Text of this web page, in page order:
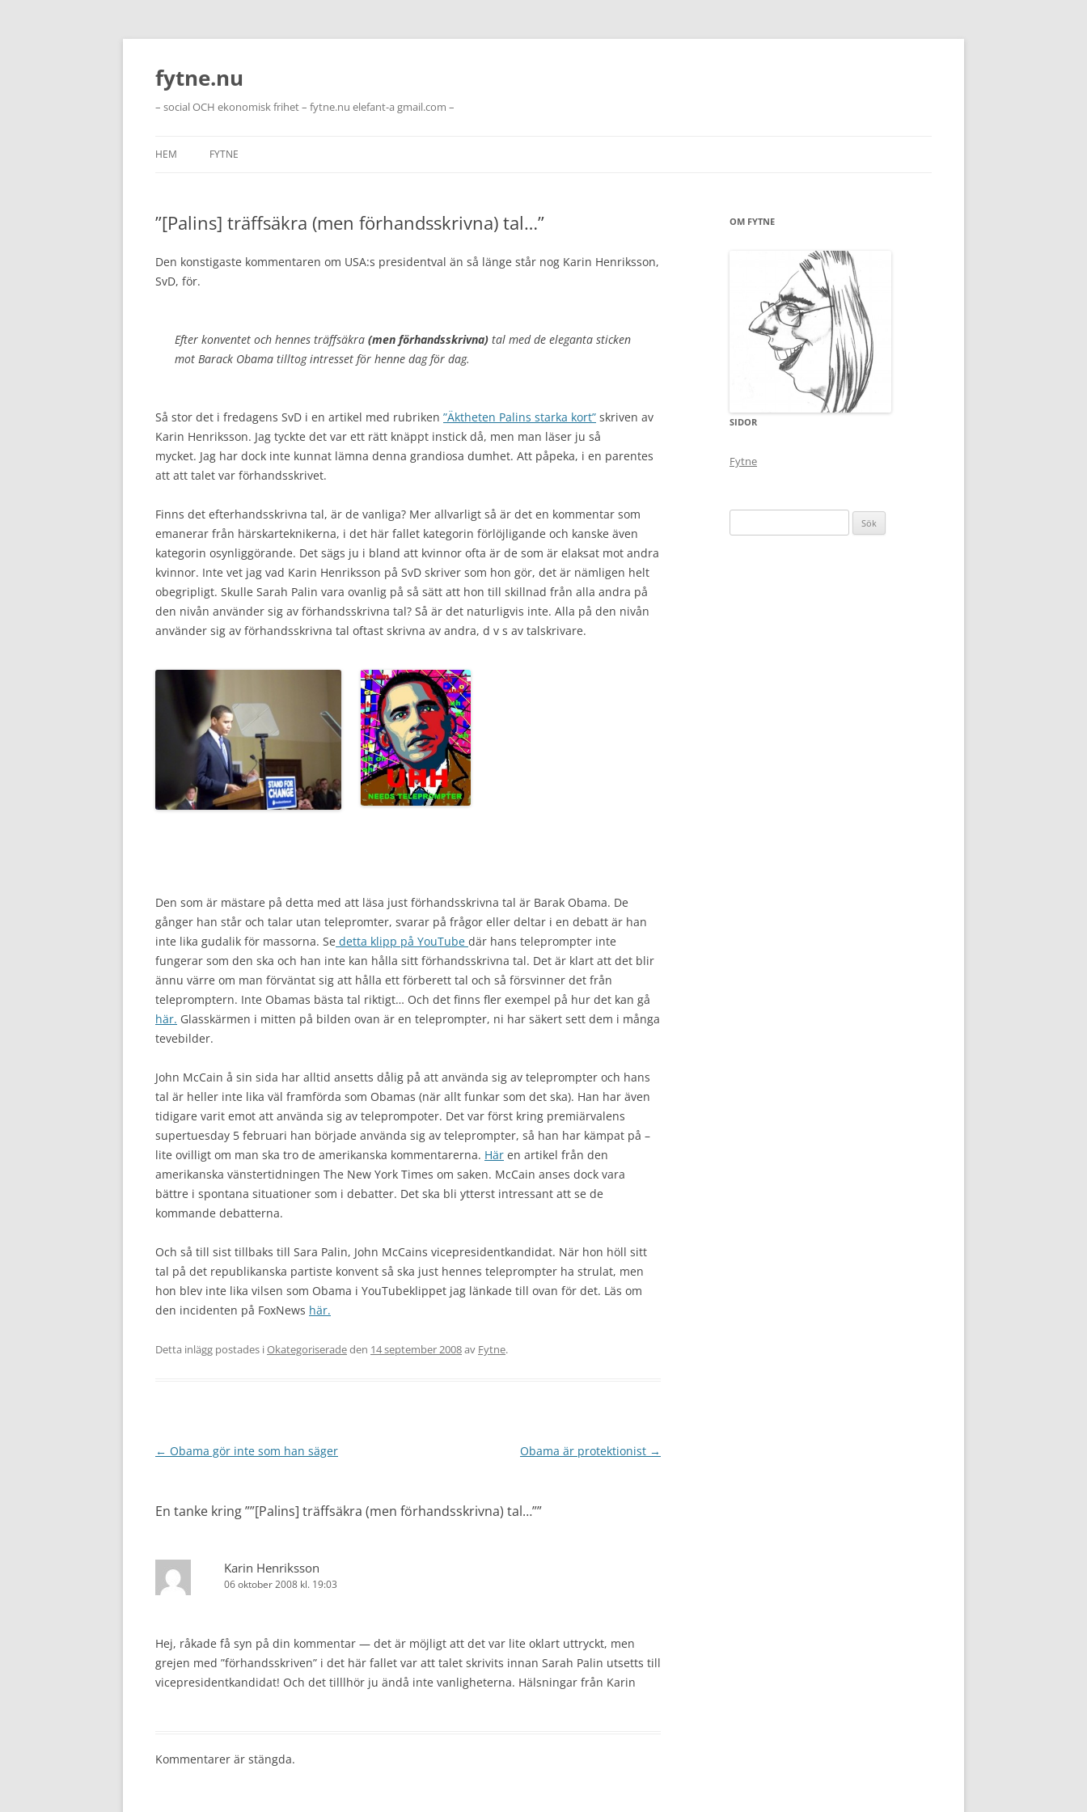
Hoppa
innehåll
fytne.nu
– social OCH ekonomisk frihet – fytne.nu elefant-a gmail.com –
HEM FYTNE
”[Palins] träffsäkra (men förhandsskrivna) tal…”
Den konstigaste kommentaren om USA:s presidentval än så länge står nog Karin Henriksson,
SvD, för.
Efter konventet och hennes träffsäkra (men förhandsskrivna) tal med de eleganta sticken
mot Barack Obama tilltog intresset för henne dag för dag.
Så stor det i fredagens SvD i en artikel med rubriken ”Äktheten Palins starka kort” skriven av
Karin Henriksson. Jag tyckte det var ett rätt knäppt instick då, men man läser ju så
mycket. Jag har dock inte kunnat lämna denna grandiosa dumhet. Att påpeka, i en parentes
att att talet var förhandsskrivet.
Finns det efterhandsskrivna tal, är de vanliga? Mer allvarligt så är det en kommentar som
emanerar från härskarteknikerna, i det här fallet kategorin förlöjligande och kanske även
kategorin osynliggörande. Det sägs ju i bland att kvinnor ofta är de som är elaksat mot andra
kvinnor. Inte vet jag vad Karin Henriksson på SvD skriver som hon gör, det är nämligen helt
obegripligt. Skulle Sarah Palin vara ovanlig på så sätt att hon till skillnad från alla andra på
den nivån använder sig av förhandsskrivna tal? Så är det naturligvis inte. Alla på den nivån
använder sig av förhandsskrivna tal oftast skrivna av andra, d v s av talskrivare.
Den som är mästare på detta med att läsa just förhandsskrivna tal är Barak Obama. De
gånger han står och talar utan telepromter, svarar på frågor eller deltar i en debatt är han
inte lika gudalik för massorna. Se detta klipp på YouTube där hans teleprompter inte
fungerar som den ska och han inte kan hålla sitt förhandsskrivna tal. Det är klart att det blir
ännu värre om man förväntat sig att hålla ett förberett tal och så försvinner det från
telepromptern. Inte Obamas bästa tal riktigt… Och det finns fler exempel på hur det kan gå
här. Glasskärmen i mitten på bilden ovan är en teleprompter, ni har säkert sett dem i många
tevebilder.
John McCain å sin sida har alltid ansetts dålig på att använda sig av teleprompter och hans
tal är heller inte lika väl framförda som Obamas (när allt funkar som det ska). Han har även
tidigare varit emot att använda sig av teleprompoter. Det var först kring premiärvalens
supertuesday 5 februari han började använda sig av teleprompter, så han har kämpat på –
lite ovilligt om man ska tro de amerikanska kommentarerna. Här en artikel från den
amerikanska vänstertidningen The New York Times om saken. McCain anses dock vara
bättre i spontana situationer som i debatter. Det ska bli ytterst intressant att se de
kommande debatterna.
Och så till sist tillbaks till Sara Palin, John McCains vicepresidentkandidat. När hon höll sitt
tal på det republikanska partiste konvent så ska just hennes teleprompter ha strulat, men
hon blev inte lika vilsen som Obama i YouTubeklippet jag länkade till ovan för det. Läs om
den incidenten på FoxNews här.
Detta inlägg postades iOkategoriseradeden 14 september 2008av Fytne.
Inläggsnavigering
← Obama gör inte som han säger Obama är protektionist →
En tanke kring ””[Palins] träffsäkra (men förhandsskrivna) tal…””
Karin Henriksson
06 oktober 2008 kl. 19:03
Hej, råkade få syn på din kommentar — det är möjligt att det var lite oklart uttryckt, men
grejen med ”förhandsskriven” i det här fallet var att talet skrivits innan Sarah Palin utsetts till
vicepresidentkandidat! Och det tilllhör ju ändå inte vanligheterna. Hälsningar från Karin
Kommentarer är stängda.
OM FYTNE
SIDOR
Fytne
efter: